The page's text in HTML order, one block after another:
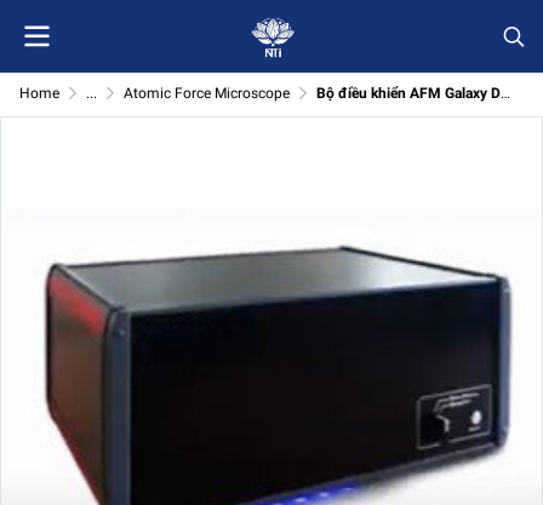
Home ... Atomic Force Microscope Bộ điều khiển AFM Galaxy Dual